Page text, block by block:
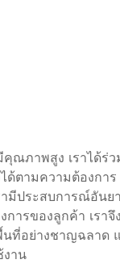
ภาพสูง เราได้ร่
ตามความต้องการ
มีประสบการณ์อัน
รของลูกค้า เราจึ
ที่อย่างชาญฉลาด
าน